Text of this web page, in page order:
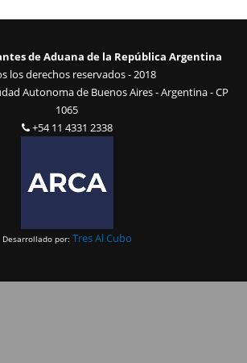
de Aduana de la República Argentina
los derechos reservados - 2018
Autonoma de Buenos Aires - Argentina - CP
1065
+54 11 4331 2338
Desarrollado por: Tres Al Cubo